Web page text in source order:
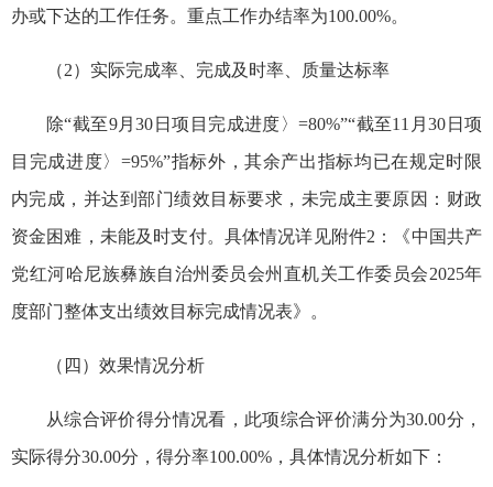
办或下达的工作任务。重点工作办结率为100.00%。
（2）实际完成率、完成及时率、质量达标率
除“截至9月30日项目完成进度〉=80%”“截至11月30日项
目完成进度〉=95%”指标外，其余产出指标均已在规定时限
内完成，并达到部门绩效目标要求，未完成主要原因：财政
资金困难，未能及时支付。 具体情况详见附件2：《中国共产
党红河哈尼族彝族自治州委员会州直机关工作委员会2025年
度部门整体支出绩效目标完成情况表》。
（四）效果情况分析
从综合评价得分情况看，此项综合评价满分为30.00分，
实际得分30.00分，得分率100.00%，具体情况分析如下：